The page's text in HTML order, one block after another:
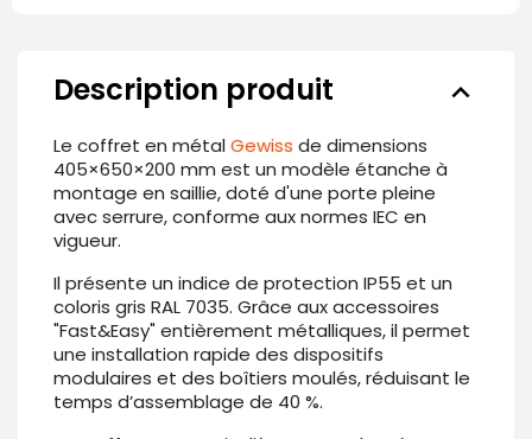
Description produit keyboard_arrow_down
Le coffret en métalGewiss de dimensions
405×650×200 mm est un modèle étanche à
montage en saillie, doté d'une porte pleine
avec serrure, conforme aux normes IEC en
vigueur.
Il présente un indice de protection IP55 et un
coloris gris RAL 7035. Grâce aux accessoires
"Fast&Easy" entièrement métalliques, il permet
une installation rapide des dispositifs
modulaires et des boîtiers moulés, réduisant le
temps d’assemblage de 40 %.